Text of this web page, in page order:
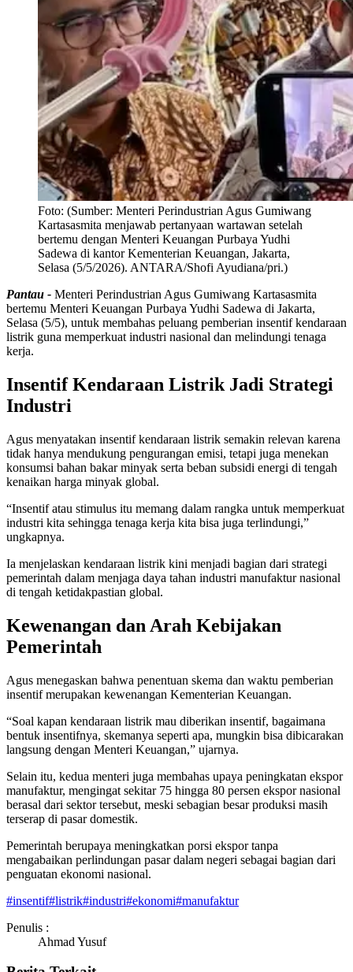
Foto: (Sumber: Menteri Perindustrian Agus Gumiwang
Kartasasmita menjawab pertanyaan wartawan setelah
bertemu dengan Menteri Keuangan Purbaya Yudhi
Sadewa di kantor Kementerian Keuangan, Jakarta,
Selasa (5/5/2026). ANTARA/Shofi Ayudiana/pri.)
Pantau - Menteri Perindustrian Agus Gumiwang Kartasasmita
bertemu Menteri Keuangan Purbaya Yudhi Sadewa di Jakarta,
Selasa (5/5), untuk membahas peluang pemberian insentif kendaraan
listrik guna memperkuat industri nasional dan melindungi tenaga
kerja.
Insentif Kendaraan Listrik Jadi Strategi
Industri
Agus menyatakan insentif kendaraan listrik semakin relevan karena
tidak hanya mendukung pengurangan emisi, tetapi juga menekan
konsumsi bahan bakar minyak serta beban subsidi energi di tengah
kenaikan harga minyak global.
“Insentif atau stimulus itu memang dalam rangka untuk memperkuat
industri kita sehingga tenaga kerja kita bisa juga terlindungi,”
ungkapnya.
Ia menjelaskan kendaraan listrik kini menjadi bagian dari strategi
pemerintah dalam menjaga daya tahan industri manufaktur nasional
di tengah ketidakpastian global.
Kewenangan dan Arah Kebijakan
Pemerintah
Agus menegaskan bahwa penentuan skema dan waktu pemberian
insentif merupakan kewenangan Kementerian Keuangan.
“Soal kapan kendaraan listrik mau diberikan insentif, bagaimana
bentuk insentifnya, skemanya seperti apa, mungkin bisa dibicarakan
langsung dengan Menteri Keuangan,” ujarnya.
Selain itu, kedua menteri juga membahas upaya peningkatan ekspor
manufaktur, mengingat sekitar 75 hingga 80 persen ekspor nasional
berasal dari sektor tersebut, meski sebagian besar produksi masih
terserap di pasar domestik.
Pemerintah berupaya meningkatkan porsi ekspor tanpa
mengabaikan perlindungan pasar dalam negeri sebagai bagian dari
penguatan ekonomi nasional.
#insentif#listrik#industri#ekonomi#manufaktur
Penulis :
Ahmad Yusuf